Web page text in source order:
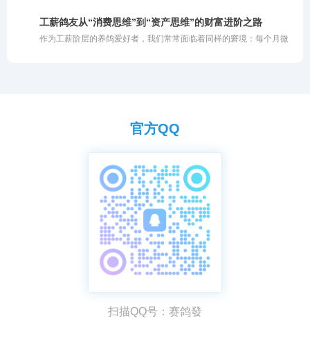
鸽天然保健圣品的核心有效成分与作用机理，助你科学养鸽。
繁华落尽，静心沉思，最深的感触凝成了一句大实话：鸽子这生灵，
能飞就是硬道理。有些鸽子外表再光鲜亮丽，羽质顺滑、体态优美，
一旦踏上公棚的赛飞征程，若是缺乏那种与生俱来的竞翔能力，也是
工薪鸽友从“消费思维”到“资产思维”的财富进阶之路
作为工薪阶层的养鸽爱好者，我们常常面临着同样的窘境：每个月微
官方QQ
扫描QQ号：赛鸽發